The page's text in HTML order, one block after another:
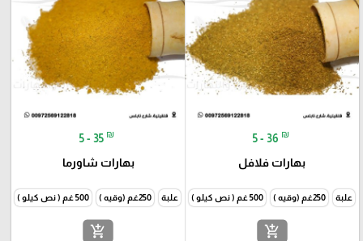
5 - 36 ₪
بهارات فلافل
علبة 250غم (وقيه ) 500 غم ( نص كيلو ) 1000غم (كيلو )
add_shopping_cart
5 - 35 ₪
بهارات شاورما
علبة 250غم (وقيه ) 500 غم ( نص كيلو )
add_shopping_cart